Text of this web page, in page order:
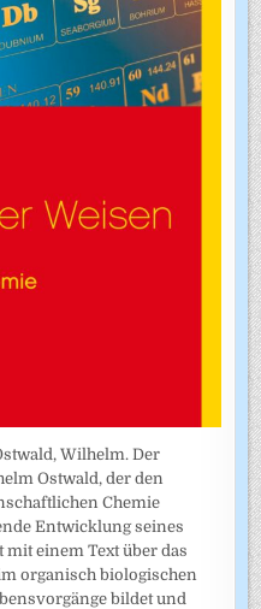
Wilhelm. Der
Ostwald, der den
Chemie
Entwicklung seines
mit einem Text über das
organisch biologischen
bildet und